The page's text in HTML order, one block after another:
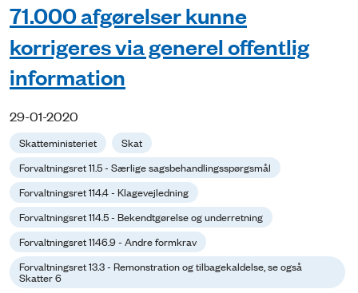
71.000 afgørelser kunne
korrigeres via generel offentlig
information
29-01-2020
Skatteministeriet
Skat
Forvaltningsret 11.5 - Særlige sagsbehandlingsspørgsmål
Forvaltningsret 114.4 - Klagevejledning
Forvaltningsret 114.5 - Bekendtgørelse og underretning
Forvaltningsret 1146.9 - Andre formkrav
Forvaltningsret 13.3 - Remonstration og tilbagekaldelse, se også
Skatter 6